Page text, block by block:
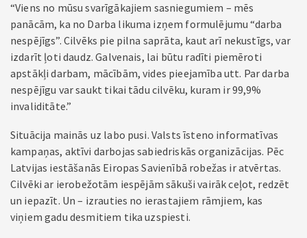
“Viens no mūsu svarīgākajiem sasniegumiem – mēs
panācām, ka no Darba likuma izņem formulējumu “darba
nespējīgs”. Cilvēks pie pilna saprāta, kaut arī nekustīgs, var
izdarīt ļoti daudz. Galvenais, lai būtu radīti piemēroti
apstākļi darbam, mācībām, vides pieejamība utt. Par darba
nespējīgu var saukt tikai tādu cilvēku, kuram ir 99,9%
invaliditāte.”
Situācija mainās uz labo pusi. Valsts īsteno informatīvas
kampaņas, aktīvi darbojas sabiedriskās organizācijas. Pēc
Latvijas iestāšanās Eiropas Savienībā robežas ir atvērtas.
Cilvēki ar ierobežotām iespējām sākuši vairāk ceļot, redzēt
un iepazīt. Un – izrauties no ierastajiem rāmjiem, kas
viņiem gadu desmitiem tika uzspiesti.